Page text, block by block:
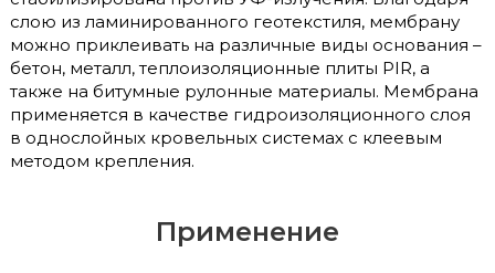
слою из ламинированного геотекстиля, мембрану
можно приклеивать на различные виды основания –
бетон, металл, теплоизоляционные плиты PIR, а
также на битумные рулонные материалы. Мембрана
применяется в качестве гидроизоляционного слоя
в однослойных кровельных системах с клеевым
методом крепления.
Применение